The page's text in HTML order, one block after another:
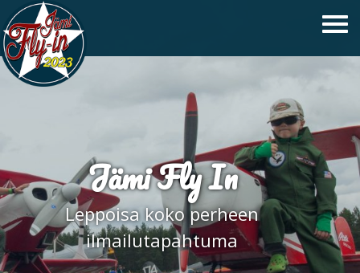
Jämi Fly In
Leppoisa koko perheen
ilmailutapahtuma